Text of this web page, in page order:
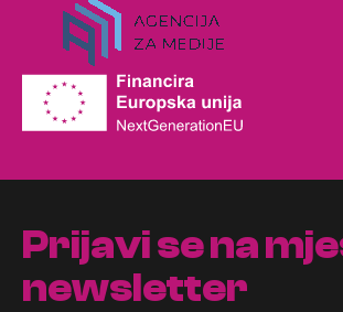
Prijavi se na
newsletter